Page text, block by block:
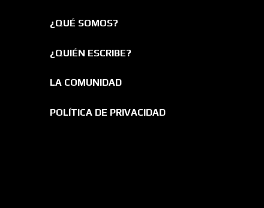
¿QUÉ SOMOS?
¿QUIÉN ESCRIBE?
LA COMUNIDAD
POLÍTICA DE PRIVACIDAD